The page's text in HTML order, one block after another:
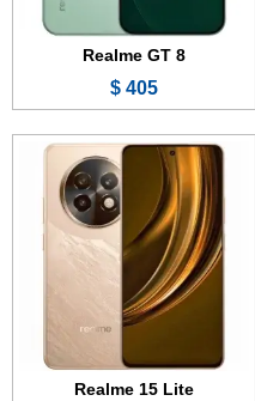
Realme GT 8
405 $
Realme 15 Lite
عرض الموصفات ←
الشاشة:6.57 بوصة - 120 هرتز - AMOLED
الذاكرة:
الرام:8 أو 12 جيجابايت
الكاميرا:50 + 2 ميجابكسل
المعالج:Mediatek Dimensity 6400 Max
البطارية والشحن السريع: